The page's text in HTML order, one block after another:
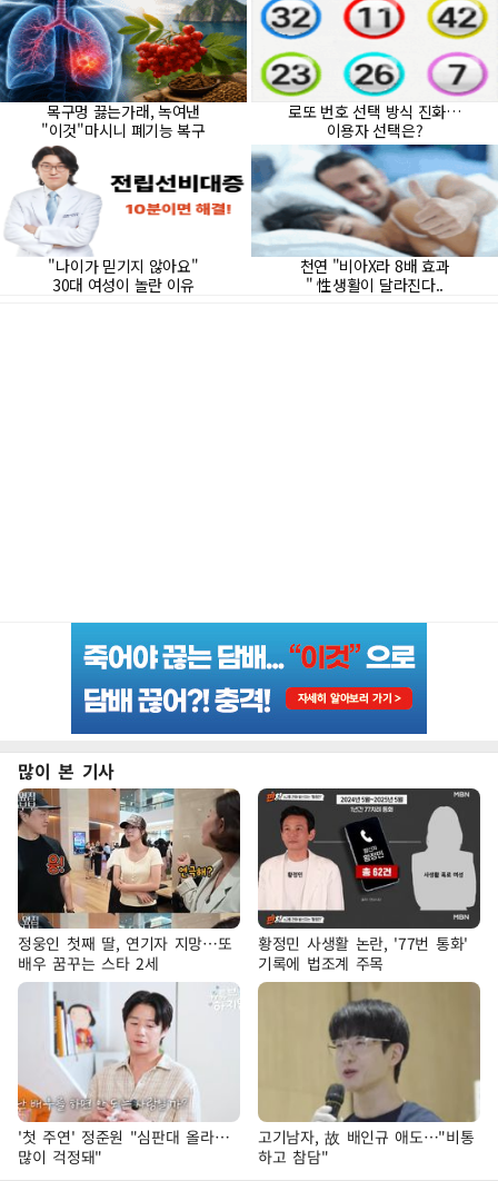
많이 본 기사
정웅인 첫째 딸, 연기자 지망…또
배우 꿈꾸는 스타 2세
황정민 사생활 논란, '77번 통화'
기록에 법조계 주목
'첫 주연' 정준원 "심판대 올라…
많이 걱정돼"
고기남자, 故 배인규 애도…"비통
하고 참담"